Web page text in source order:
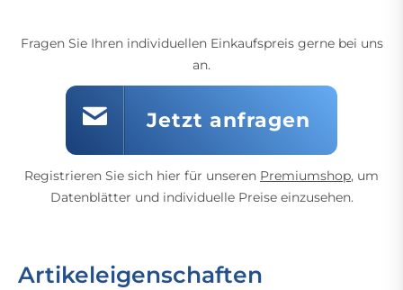
Fragen Sie Ihren individuellen Einkaufspreis gerne bei uns
an.
Jetzt anfragen
Registrieren Sie sich hier für unseren Premiumshop, um
Datenblätter und individuelle Preise einzusehen.
Artikeleigenschaften